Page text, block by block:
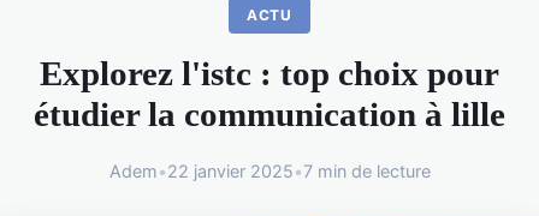
ACTU
Explorez l'istc : top choix pour
étudier la communication à lille
Adem•22 janvier 2025•7 min de lecture